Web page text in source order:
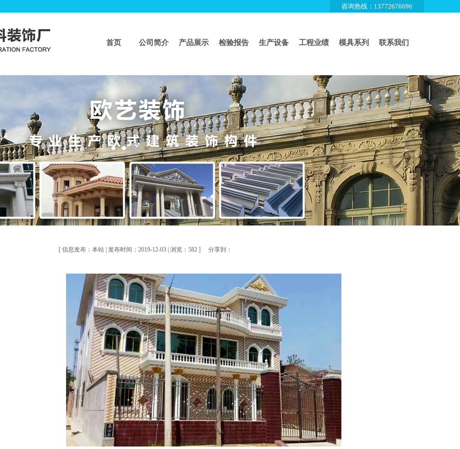
咨询热线：13772676696
首页 公司简介 产品展示 检验报告 生产设备 工程业绩 模具系列 联系我们
首页>>工程业绩
工程案例
[ 信息发布：本站 | 发布时间：2019-12-03 | 浏览：582 ] 分享到：